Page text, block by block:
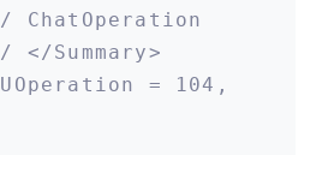
= 104,